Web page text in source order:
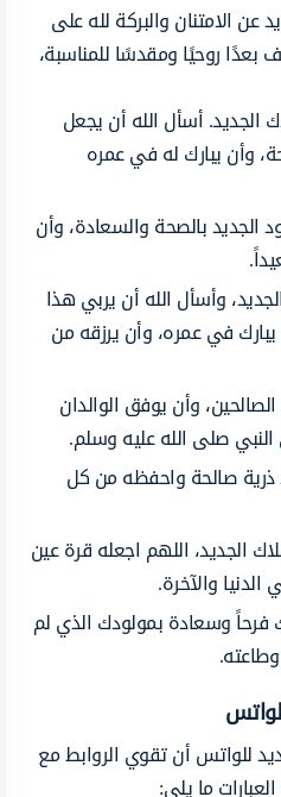
الامتنان والبركة لله على
بعدًا روحيًا ومقدسًا للمناسبة،
الجديد.أسأل اللهأنيجعل
وأن يبارك لهفي عمره
الجديدبالصحةوالسعادة،وأن
الجديد،وأسأل الله أنيربيهذا
في عمره،وأنيرزقه من
وأنيوفق الوالدان
النبي صلى الله عليه وسلم.
ذريةصالحةواحفظهمنكل
الجديد، اللهم اجعلهقرة عين
الدنيا والآخرة.
فرحاًوسعادةبمولودك الذيلم
للواتسأنتقوي الروابطمع
ما يلي: